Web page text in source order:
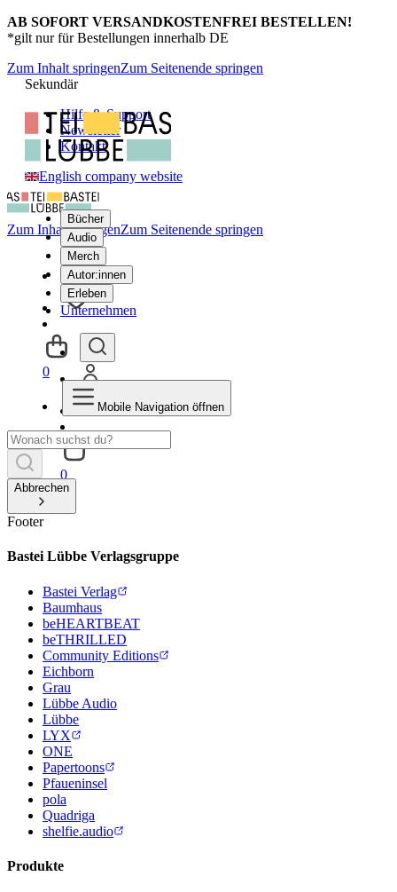
AB SOFORT VERSANDKOSTENFREI BESTELLEN!
*gilt nur für Bestellungen innerhalb DE
Zum Inhalt springenZum Seitenende springen
Sekundär
Hilfe & Support
Newsletter
Kontakt
English company website
Bücher
Audio
Merch
Autor:innen
Erleben
Unternehmen
0
Zum Inhalt springenZum Seitenende springen
0
Mobile Navigation öffnen
Abbrechen
Footer
Bastei Lübbe Verlagsgruppe
Bastei Verlag
Baumhaus
beHEARTBEAT
beTHRILLED
Community Editions
Eichborn
Grau
Lübbe Audio
Lübbe
LYX
ONE
Papertoons
Pfaueninsel
pola
Quadriga
shelfie.audio
Produkte